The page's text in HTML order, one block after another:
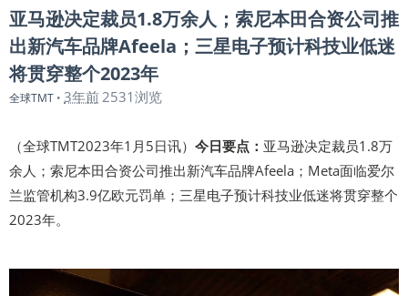
亚马逊决定裁员1.8万余人；索尼本田合资公司推
出新汽车品牌Afeela；三星电子预计科技业低迷
将贯穿整个2023年
全球TMT • 3年前2531浏览
（全球TMT2023年1月5日讯） 今日要点： 亚马逊决定裁员1.8万
余人；索尼本田合资公司推出新汽车品牌Afeela；Meta面临爱尔
兰监管机构3.9亿欧元罚单；三星电子预计科技业低迷将贯穿整个
2023年。